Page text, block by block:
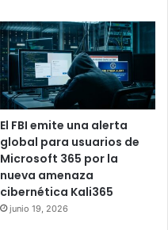
El FBI emite una alerta
global para usuarios de
Microsoft 365 por la
nueva amenaza
cibernética Kali365
junio 19, 2026